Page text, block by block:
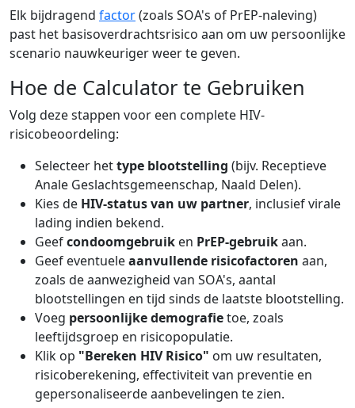
Elk bijdragend factor(zoals SOA's of PrEP-naleving)
past het basisoverdrachtsrisico aan om uw persoonlijke
scenario nauwkeuriger weer te geven.
Hoe de Calculator te Gebruiken
Volg deze stappen voor een complete HIV-
risicobeoordeling:
Selecteer hettype blootstelling (bijv. Receptieve
Anale Geslachtsgemeenschap, Naald Delen).
Kies de HIV-status van uw partner, inclusief virale
lading indien bekend.
Geefcondoomgebruik en PrEP-gebruikaan.
Geef eventueleaanvullende risicofactoren aan,
zoals de aanwezigheid van SOA's, aantal
blootstellingen en tijd sinds de laatste blootstelling.
Voeg persoonlijke demografietoe, zoals
leeftijdsgroep en risicopopulatie.
Klik op "Bereken HIV Risico" om uw resultaten,
risicoberekening, effectiviteit van preventie en
gepersonaliseerde aanbevelingen te zien.